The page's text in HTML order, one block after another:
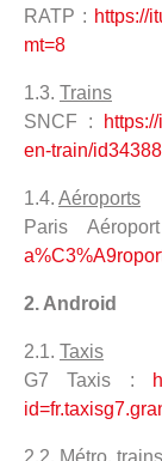
RATP : https://
mt=8
1.3. Trains
SNCF :
en-train/
1.4. Aéroports
Paris
2. Android
2.1. Taxis
G7 Taxis :